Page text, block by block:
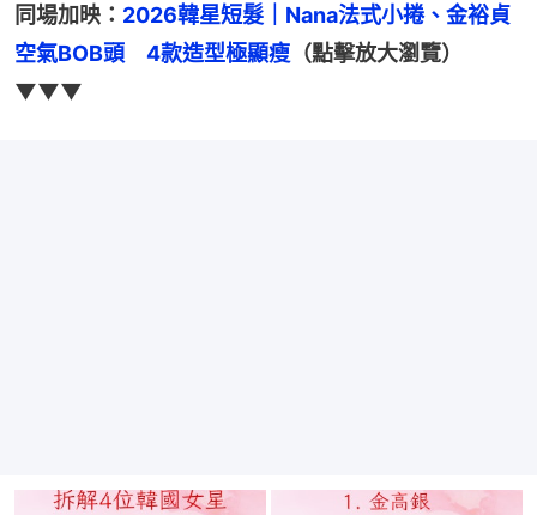
同場加映： 2026韓星短髮｜Nana法式小捲、金裕貞
空氣BOB頭　4款造型極顯瘦 （點擊放大瀏覽）
▼▼▼